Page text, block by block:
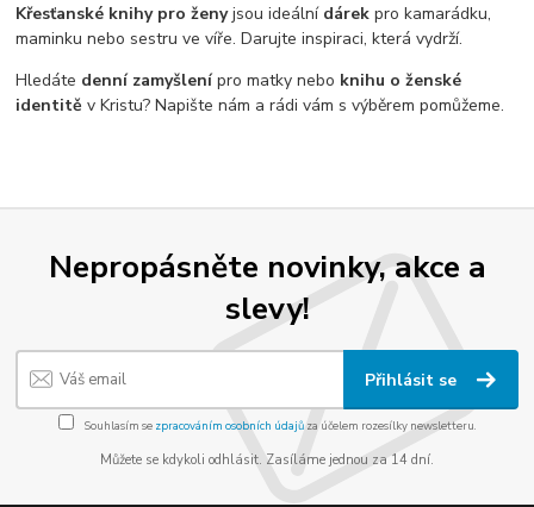
Křesťanské knihy pro ženyjsou ideální dárek pro kamarádku,
maminku nebo sestru ve víře. Darujte inspiraci, která vydrží.
Hledáte denní zamyšlenípro matky nebo knihu o ženské
identitě v Kristu? Napište nám a rádi vám s výběrem pomůžeme.
Nepropásněte novinky, akce a
slevy!
Přihlásit se
Souhlasím se zpracováním osobních údajůza účelem rozesílky newsletteru.
Můžete se kdykoli odhlásit. Zasíláme jednou za 14 dní.